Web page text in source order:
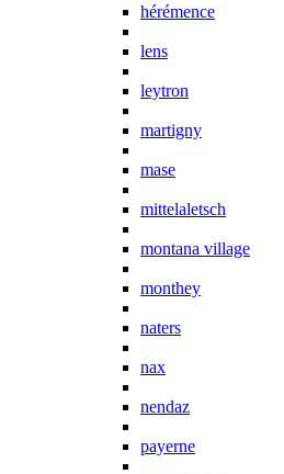
hérémence
lens
leytron
martigny
mase
mittelaletsch
montana village
monthey
naters
nax
nendaz
payerne